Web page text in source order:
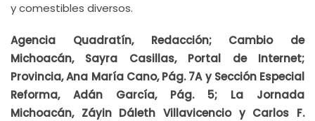
y comestibles diversos.
Agencia Quadratín, Redacción; Cambio de
Michoacán, Sayra Casillas, Portal de Internet;
Provincia, Ana María Cano, Pág. 7A y Sección Especial
Reforma, Adán García, Pág. 5; La Jornada
Michoacán, Záyin Dáleth Villavicencio y Carlos F.